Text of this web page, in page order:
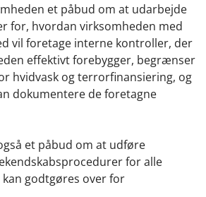
et påbud om at udarbejde
for, hvordan virksomheden med
vil foretage interne kontroller, der
effektivt forebygger, begrænser
hvidvask og terrorfinansiering, og
dokumentere de foretagne
et påbud om at udføre
for alle
godtgøres over for